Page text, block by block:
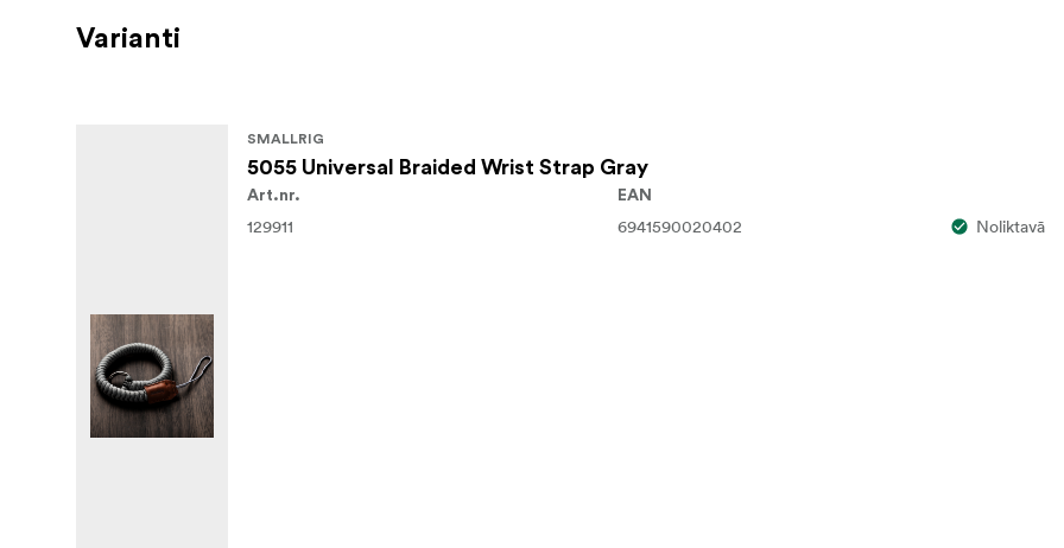
Varianti
SMALLRIG
5055 Universal Braided Wrist Strap Gray
Art.nr.
129911
EAN
6941590020402 Noliktavā